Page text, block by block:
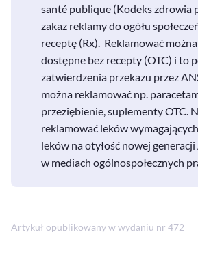
santé publique (Kodeks zdrowia
zakaz reklamy do ogółu
receptę (Rx). Reklamować
dostępne bez recepty (OTC) i to
zatwierdzenia przekazu przez
można reklamować np.
przeziębienie, suplementy OTC.
reklamować leków
leków na otyłość nowej
w mediach ogólnospołecznych
Artykuł opublikowany w wydaniu nr 472